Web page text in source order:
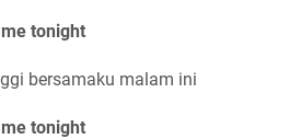
tonight
bersamaku malam ini
tonight